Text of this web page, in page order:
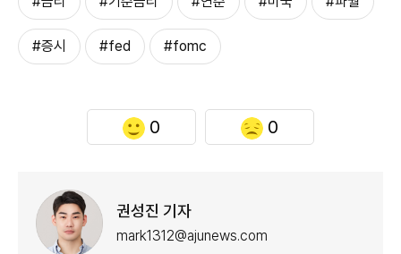
#증시 #fed #fomc
0 0
권성진 기자
mark1312@ajunews.com